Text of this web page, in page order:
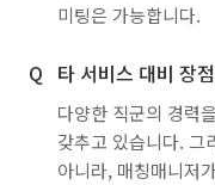
미팅은 가능합니다.
타 서비스 대비 장
다양한 직군의 경력
갖추고 있습니다. 그
아니라, 매칭매니저